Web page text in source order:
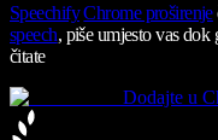
Speechify Chrome proširenje
speech, piše umjesto vas
čitate
Dodajte u